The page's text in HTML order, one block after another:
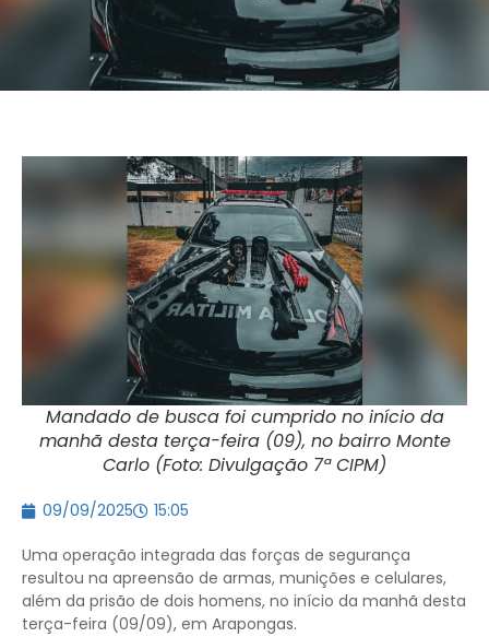
Mandado de busca foi cumprido no início da
manhã desta terça-feira (09), no bairro Monte
Carlo (Foto: Divulgação 7ª CIPM)
09/09/2025 15:05
Uma operação integrada das forças de segurança
resultou na apreensão de armas, munições e celulares,
além da prisão de dois homens, no início da manhã desta
terça-feira (09/09), em Arapongas.